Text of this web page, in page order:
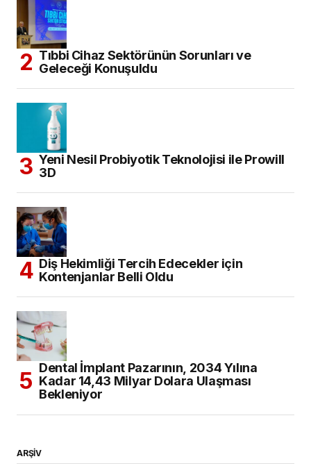
Tıbbi Cihaz Sektörünün Sorunları ve
Geleceği Konuşuldu
Yeni Nesil Probiyotik Teknolojisi ile Prowill
3D
Diş Hekimliği Tercih Edecekler için
Kontenjanlar Belli Oldu
Dental İmplant Pazarının, 2034 Yılına
Kadar 14,43 Milyar Dolara Ulaşması
Bekleniyor
ARŞİV